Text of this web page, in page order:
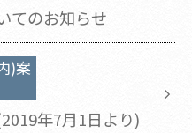
てのお知らせ
)案
年7月1日より)